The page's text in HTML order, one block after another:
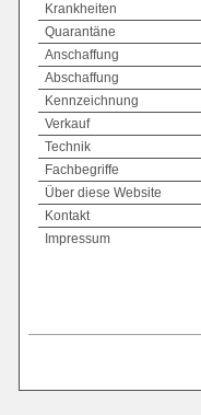
Krankheiten
Quarantäne
Anschaffung
Abschaffung
Kennzeichnung
Verkauf
Technik
Fachbegriffe
Über diese Website
Kontakt
Impressum